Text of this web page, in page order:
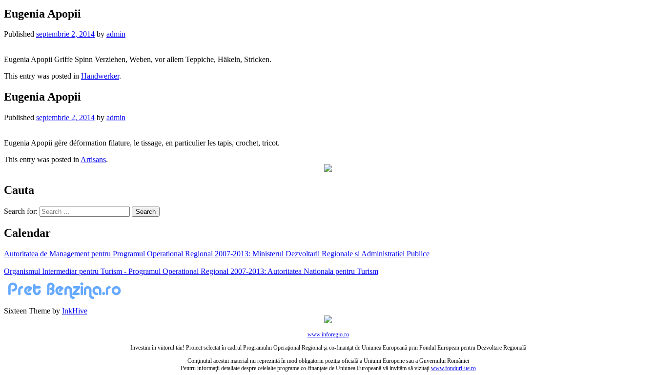
Eugenia Apopii
Published septembrie 2, 2014 by admin
Eugenia Apopii Griffe Spinn Verziehen, Weben, vor allem Teppiche, Häkeln, Stricken.
This entry was posted in Handwerker.
Eugenia Apopii
Published septembrie 2, 2014 by admin
Eugenia Apopii gère déformation filature, le tissage, en particulier les tapis, crochet, tricot.
This entry was posted in Artisans.
Cauta
Search for:
Calendar
Autoritatea de Management pentru Programul Operational Regional 2007-2013: Ministerul Dezvoltarii Regionale si Administratiei Publice
Organismul Intermediar pentru Turism - Programul Operational Regional 2007-2013: Autoritatea Nationala pentru Turism
Sixteen Theme by InkHive
www.inforegio.ro
Investim în viitorul tău! Proiect selectat în cadrul Programului Operaţional Regional şi co-finanţat de Uniunea Europeană prin Fondul European pentru Dezvoltare Regională
Conţinutul acestui material nu reprezintă în mod obligatoriu poziţia oficială a Uniunii Europene sau a Guvernului României
Pentru informaţii detaliate despre celelalte programe co-finanţate de Uniunea Europeană vă invităm să vizitaţi www.fonduri-ue.ro